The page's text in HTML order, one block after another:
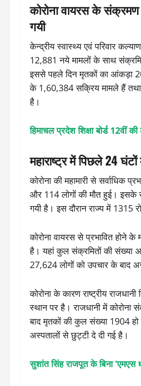
कोरोना वायरस के
गयी
केन्द्रीय स्वास्थ्य एवं परिवार
12,881 नये मामलों के साथ
इससे पहले दिन मृतकों का आंकड़ा
के 1,60,384 सक्रिय मामले हैं
है।
हिमाचल प्रदेश शिक्षा बोर्ड 12वीं
महाराष्ट्र में पिछले 24
कोरोना की महामारी से सर्वाधिक
और 114 लोगों की मौत हुई। इसके
गयी है। इस दौरान राज्य में 1315
कोरोना वायरस से प्रभावित
है। यहां कुल संक्रमितों की संख्या
27,624 लोगों को उपचार के बाद
कोरोना के कारण राष्ट्रीय
स्थान पर है। राजधानी में
बाद मृतकों की कुल संख्या 1904 हो
अस्पतालों से छुट्टी दे दी गई है।
सुशांत सिंह राजपूत के बिना ‘एमएस